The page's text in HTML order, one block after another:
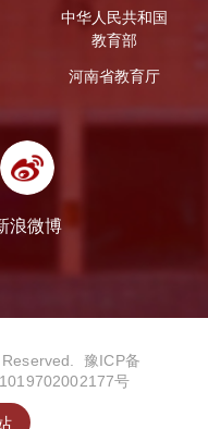
中华人民共和国
教育部
河南省教育厅
浪微博
Reserved.豫ICP备
号